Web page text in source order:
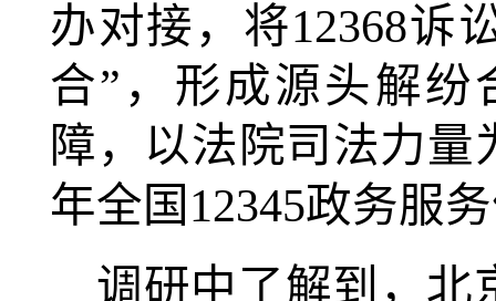
办对接，将12368诉
合”，形成源头解
障，以法院司法力量
年全国12345政务服
调研中了解到，北